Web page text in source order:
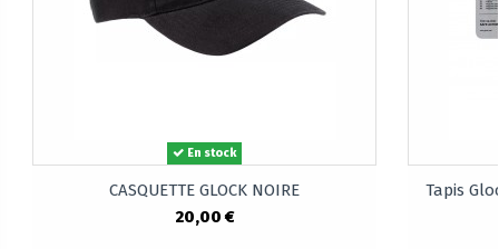
En stock
CASQUETTE GLOCK NOIRE
20,00 €
Tapis